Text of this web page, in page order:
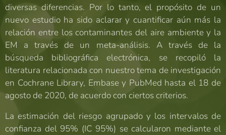
diversas diferencias. Por lo tanto, el propósito de un
nuevo estudio ha sido aclarar y cuantificar aún más la
relación entre los contaminantes del aire ambiente y la
EM a través de un meta-análisis. A través de la
búsqueda bibliográfica electrónica, se recopiló la
literatura relacionada con nuestro tema de investigación
en Cochrane Library, Embase y PubMed hasta el 18 de
agosto de 2020, de acuerdo con ciertos criterios.
La estimación del riesgo agrupado y los intervalos de
confianza del 95% (IC 95%) se calcularon mediante el